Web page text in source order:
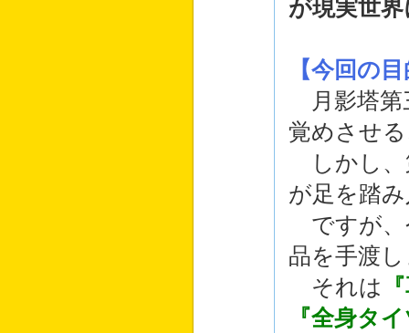
が現実世
【今回の
月影塔第
覚めさせ
しかし、
が足を踏
ですが、
品を手渡
それは
『全身タ